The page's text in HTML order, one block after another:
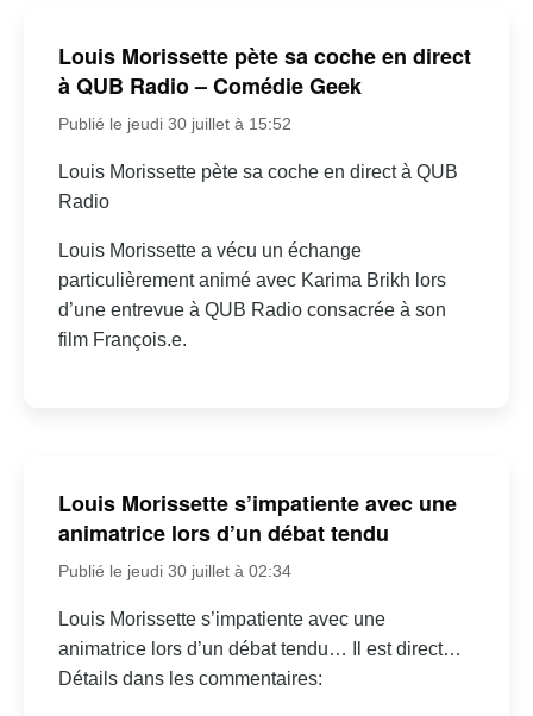
Louis Morissette pète sa coche en direct
à QUB Radio – Comédie Geek
Publié le jeudi 30 juillet à 15:52
Louis Morissette pète sa coche en direct à QUB
Radio
Louis Morissette a vécu un échange
particulièrement animé avec Karima Brikh lors
d’une entrevue à QUB Radio consacrée à son
film François.e.
Louis Morissette s’impatiente avec une
animatrice lors d’un débat tendu
Publié le jeudi 30 juillet à 02:34
Louis Morissette s’impatiente avec une
animatrice lors d’un débat tendu… Il est direct…
Détails dans les commentaires: